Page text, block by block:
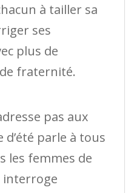
à tailler sa
ses
plus de
fraternité.
pas aux
d’été parle à tous
les femmes de
interroge